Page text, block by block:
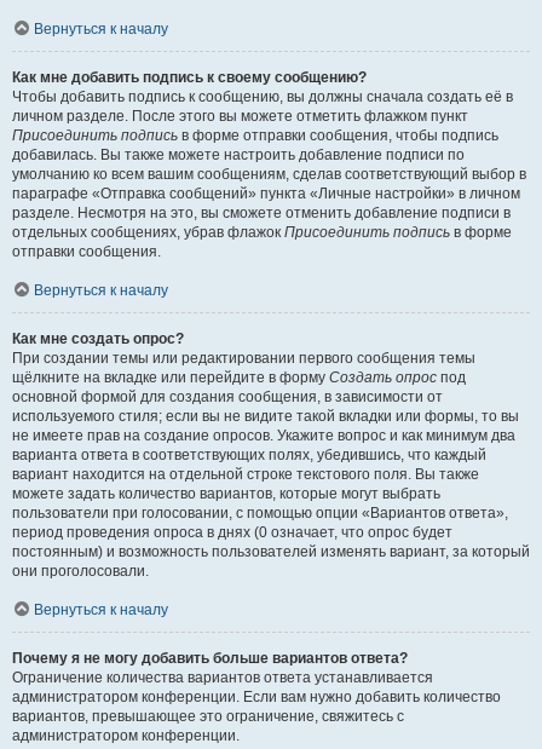
Вернуться к началу
Как мне добавить подпись к своему сообщению?
Чтобы добавить подпись к сообщению, вы должны сначала создать её в
личном разделе. После этого вы можете отметить флажком пункт
Присоединить подпись в форме отправки сообщения, чтобы подпись
добавилась. Вы также можете настроить добавление подписи по
умолчанию ко всем вашим сообщениям, сделав соответствующий выбор в
параграфе «Отправка сообщений» пункта «Личные настройки» в личном
разделе. Несмотря на это, вы сможете отменить добавление подписи в
отдельных сообщениях, убрав флажок Присоединить подпись в форме
отправки сообщения.
Вернуться к началу
Как мне создать опрос?
При создании темы или редактировании первого сообщения темы
щёлкните на вкладке или перейдите в форму Создать опрос под
основной формой для создания сообщения, в зависимости от
используемого стиля; если вы не видите такой вкладки или формы, то вы
не имеете прав на создание опросов. Укажите вопрос и как минимум два
варианта ответа в соответствующих полях, убедившись, что каждый
вариант находится на отдельной строке текстового поля. Вы также
можете задать количество вариантов, которые могут выбрать
пользователи при голосовании, с помощью опции «Вариантов ответа»,
период проведения опроса в днях (0 означает, что опрос будет
постоянным) и возможность пользователей изменять вариант, за который
они проголосовали.
Вернуться к началу
Почему я не могу добавить больше вариантов ответа?
Ограничение количества вариантов ответа устанавливается
администратором конференции. Если вам нужно добавить количество
вариантов, превышающее это ограничение, свяжитесь с
администратором конференции.